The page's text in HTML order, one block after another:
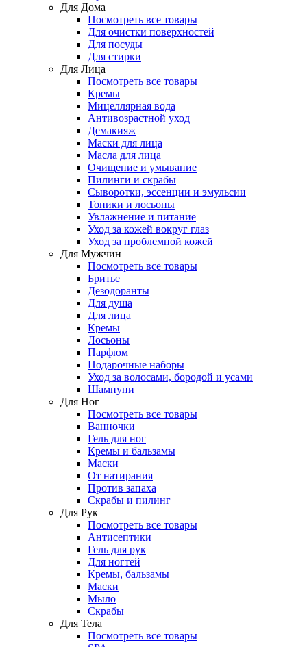
Для Дома
Посмотреть все товары
Для очистки поверхностей
Для посуды
Для стирки
Для Лица
Посмотреть все товары
Кремы
Мицеллярная вода
Антивозрастной уход
Демакияж
Маски для лица
Масла для лица
Очищение и умывание
Пилинги и скрабы
Сыворотки, эссенции и эмульсии
Тоники и лосьоны
Увлажнение и питание
Уход за кожей вокруг глаз
Уход за проблемной кожей
Для Мужчин
Посмотреть все товары
Бритье
Дезодоранты
Для душа
Для лица
Кремы
Лосьоны
Парфюм
Подарочные наборы
Уход за волосами, бородой и усами
Шампуни
Для Ног
Посмотреть все товары
Ванночки
Гель для ног
Кремы и бальзамы
Маски
От натирания
Против запаха
Скрабы и пилинг
Для Рук
Посмотреть все товары
Антисептики
Гель для рук
Для ногтей
Кремы, бальзамы
Маски
Мыло
Скрабы
Для Тела
Посмотреть все товары